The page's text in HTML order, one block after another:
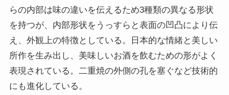
らの内部は味の違いを伝えるため3種類の異なる形状
を持つが、内部形状をうっすらと表面の凹凸により伝
え、外観上の特徴としている。日本的な情緒と美しい
所作を生み出し、美味しいお酒を飲むための形がよく
表現されている。二重焼の外側の孔を塞ぐなど技術的
にも進化している。